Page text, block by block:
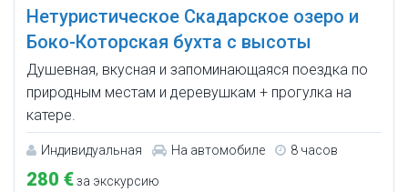
Нетуристическое Скадарское озеро и
Боко-Которская бухта с высоты
Душевная, вкусная и запоминающаяся поездка по
природным местам и деревушкам + прогулка на
катере.
Индивидуальная На автомобиле 8 часов
280 €за экскурсию